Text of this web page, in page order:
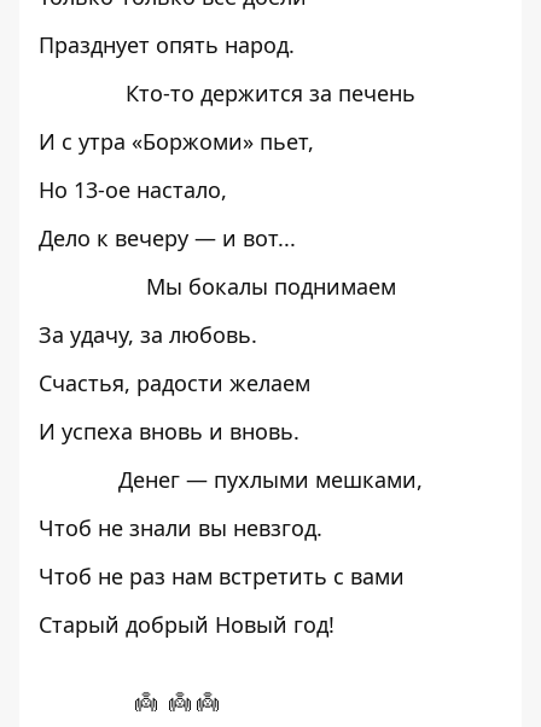
Празднует опять народ.
Кто-то держится за печень
И с утра «Боржоми» пьет,
Но 13-ое настало,
Дело к вечеру — и вот...
Мы бокалы поднимаем
За удачу, за любовь.
Счастья, радости желаем
И успеха вновь и вновь.
Денег — пухлыми мешками,
Чтоб не знали вы невзгод.
Чтоб не раз нам встретить с вами
Старый добрый Новый год!
👼 👼 👼